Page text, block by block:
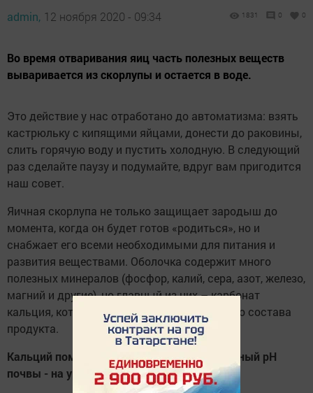
admin, 12 ноября 2020 - 09:34 1831 0 0
Во время отваривания яиц часть полезных веществ
вываривается из скорлупы и остается в воде.
Это действие у нас отработано до автоматизма: взять
кастрюльку с кипящими яйцами, донести до раковины,
слить горячую воду и пустить холодную. В следующий
раз сделайте паузу и подумайте, вдруг вам пригодится
наш совет.
Яичная скорлупа не только защищает зародыш до
момента, когда он будет готов «родиться», но и
снабжает его всеми необходимыми для питания и
развития веществами. Оболочка содержит много
полезных минералов (фосфор, калий, сера, азот, железо,
магний и другие), но главный из них – карбонат
кальция, который составляет 90% от общего состава
продукта.
Кальций помогает поддерживать нейтральный рН
почвы - на уровне 6.0-6.5 единиц.